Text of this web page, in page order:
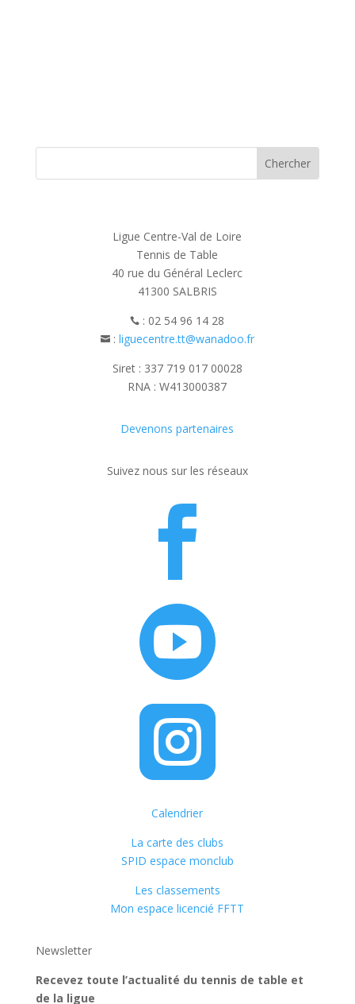
Ligue Centre-Val de Loire
Tennis de Table
40 rue du Général Leclerc
41300 SALBRIS
 : 02 54 96 14 28
: liguecentre.tt@wanadoo.fr
Siret : 337 719 017 00028
RNA : W413000387
Devenons partenaires
Suivez nous sur les réseaux



Calendrier
La carte des clubs
SPID espace monclub
Les classements
Mon espace licencié FFTT
Newsletter
Recevez toute l’actualité du tennis de table et
de la ligue